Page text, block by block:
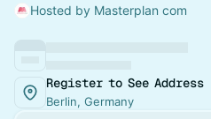
Hosted by Masterplan com
Register to See Address
Berlin, Germany